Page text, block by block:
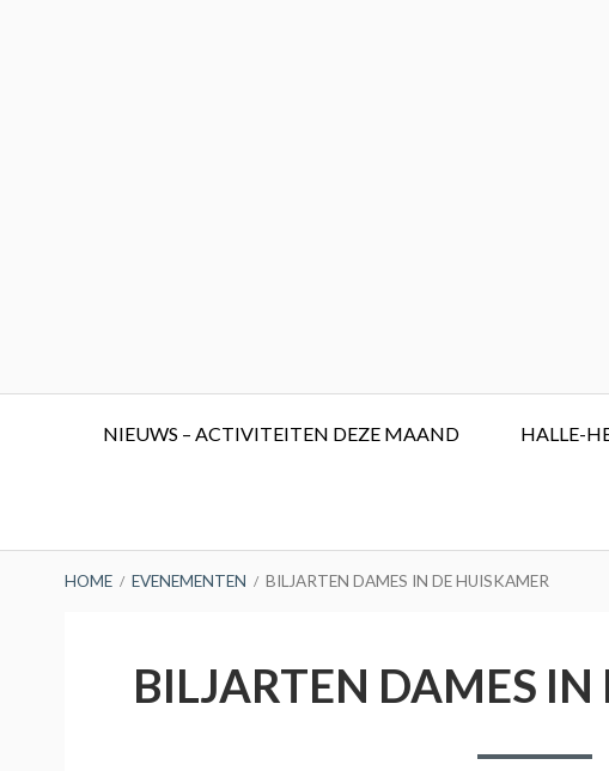
PrimaryNIEUWS – ACTIVITEITEN DEZE MAAND HALLE-
BREADCRUMBS
HOME EVENEMENTEN BILJARTEN DAMES IN DE HUISKAMER
BILJARTEN DAMES